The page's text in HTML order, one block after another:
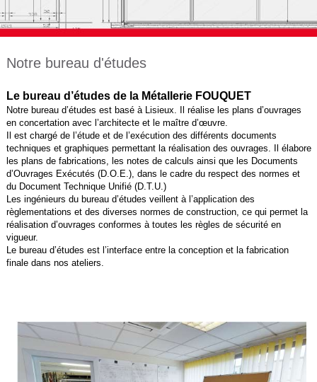
Notre bureau d'études
Le bureau d’études de la Métallerie FOUQUET
Notre bureau d’études est basé à Lisieux. Il réalise les plans d’ouvrages
en concertation avec l’architecte et le maître d’œuvre.
Il est chargé de l’étude et de l’exécution des différents documents
techniques et graphiques permettant la réalisation des ouvrages. Il élabore
les plans de fabrications, les notes de calculs ainsi que les Documents
d’Ouvrages Exécutés (D.O.E.), dans le cadre du respect des normes et
du Document Technique Unifié (D.T.U.)
Les ingénieurs du bureau d’études veillent à l’application des
règlementations et des diverses normes de construction, ce qui permet la
réalisation d’ouvrages conformes à toutes les règles de sécurité en
vigueur.
Le bureau d’études est l’interface entre la conception et la fabrication
finale dans nos ateliers.